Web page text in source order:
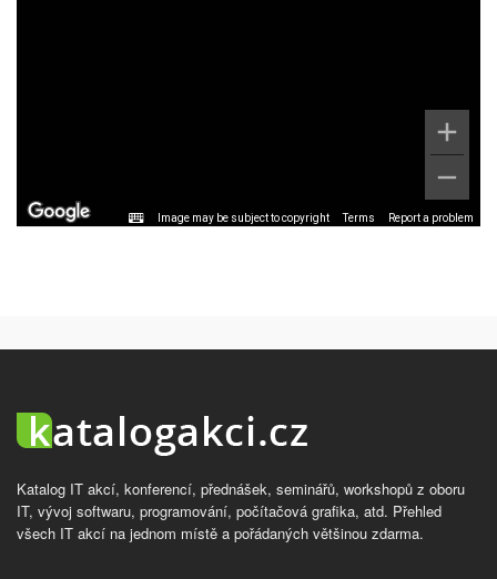
Image may be subject to copyright Terms Report a problem
Katalog IT akcí, konferencí, přednášek, seminářů, workshopů z oboru
IT, vývoj softwaru, programování, počítačová grafika, atd. Přehled
všech IT akcí na jednom místě a pořádaných většinou zdarma.